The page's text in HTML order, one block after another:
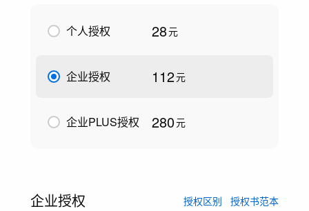
个人授权 28元
企业授权 112元
企业PLUS授权 280元
企业授权 授权区别 授权书范本